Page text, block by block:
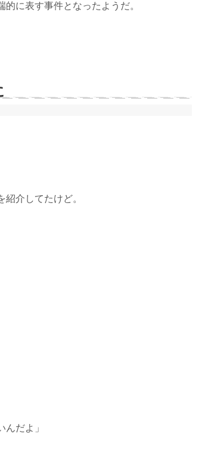
に表す事件となったようだ。
介してたけど。
んだよ」